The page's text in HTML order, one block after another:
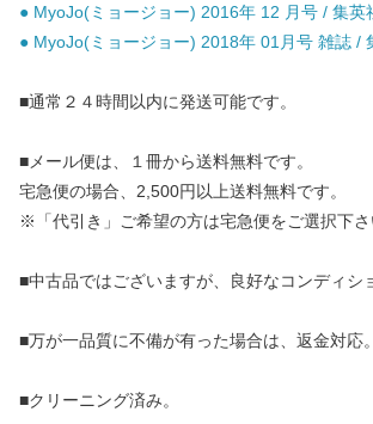
● MyoJo(ミョージョー) 2016年 12 月号 / 集英
● MyoJo(ミョージョー) 2018年 01月号 雑誌 /
■通常２４時間以内に発送可能です。
■メール便は、１冊から送料無料です。
宅急便の場合、2,500円以上送料無料です。
※「代引き」ご希望の方は宅急便をご選択下さ
■中古品ではございますが、良好なコンディシ
■万が一品質に不備が有った場合は、返金対応。
■クリーニング済み。